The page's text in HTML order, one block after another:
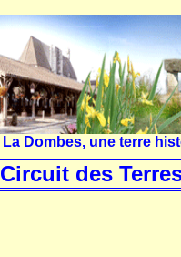
La Dombes, une terre
Circuit des